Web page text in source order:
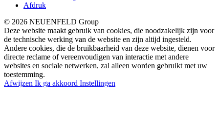
Afdruk
© 2026 NEUENFELD Group
Deze website maakt gebruik van cookies, die noodzakelijk zijn voor
de technische werking van de website en zijn altijd ingesteld.
Andere cookies, die de bruikbaarheid van deze website, dienen voor
directe reclame of vereenvoudigen van interactie met andere
websites en sociale netwerken, zal alleen worden gebruikt met uw
toestemming.
Afwijzen Ik ga akkoord Instellingen